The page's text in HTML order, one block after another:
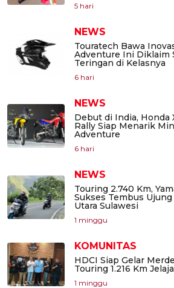
5 hari
NEWS
Touratech Bawa
Adventure Ini Diklaim
Teringan di Kelasnya
6 hari
NEWS
Debut di India, Honda
Rally Siap Menarik
Adventure
6 hari
NEWS
Touring 2.740 Km,
Sukses Tembus
Utara Sulawesi
1 minggu
KOMUNITAS
HDCI Siap Gelar
Touring 1.216 Km
1 minggu